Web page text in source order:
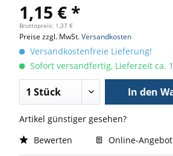
1,15 € *
Bruttopreis: 1,37 €
Preise zzgl. MwSt.Versandkosten
Versandkostenfreie Lieferung!
Sofort versandfertig, Lieferzeit ca.
In den
Artikel günstiger gesehen?
Bewerten
Online-Angebot